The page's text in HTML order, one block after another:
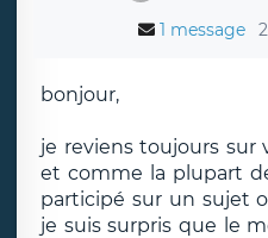
1 message
bonjour,
je reviens toujours sur
et comme la plupart
participé sur un sujet
je suis surpris que le